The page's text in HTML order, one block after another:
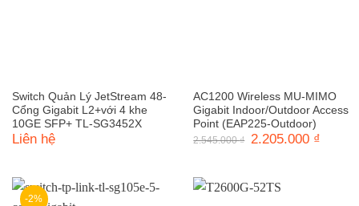
Switch Quản Lý JetStream 48-
Cổng Gigabit L2+với 4 khe
10GE SFP+ TL-SG3452X
Liên hệ
AC1200 Wireless MU-MIMO
Gigabit Indoor/Outdoor Access
Point (EAP225-Outdoor)
2.545.000₫
Giá
2.205.000 ₫
-2%